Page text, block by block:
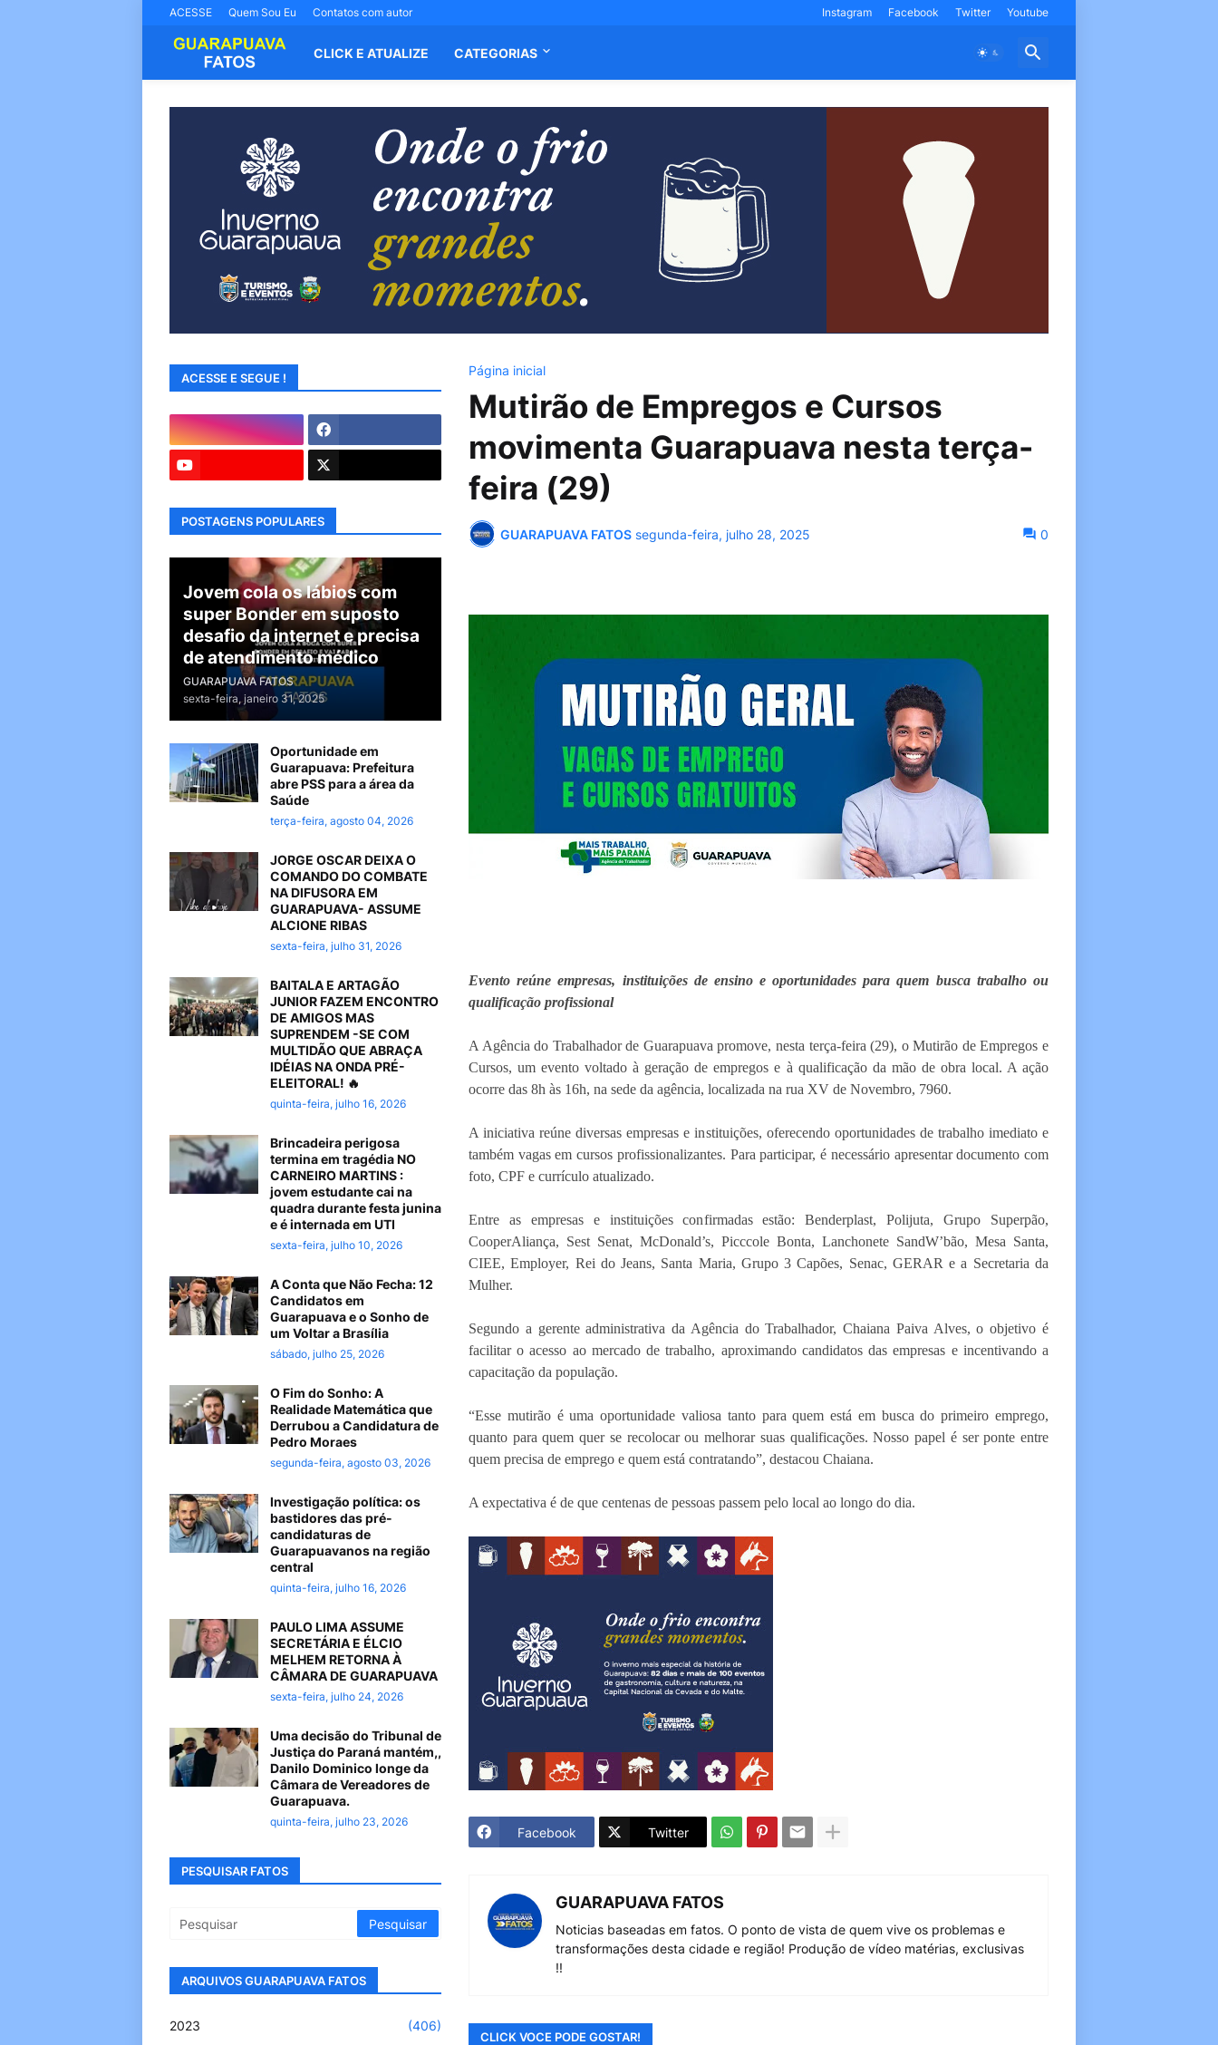
ACESSE Quem Sou Eu Contatos com autor Instagram Facebook Twitter Youtube
CLICK E ATUALIZE CATEGORIAS
Página inicial
Mutirão de Empregos e Cursos
movimenta Guarapuava nesta terça-
feira (29)
GUARAPUAVA FATOS segunda-feira, julho 28, 2025 0
Evento reúne empresas, instituições de ensino e oportunidades para quem busca trabalho ou
qualificação profissional
A Agência do Trabalhador de Guarapuava promove, nesta terça-feira (29), o Mutirão de Empregos e
Cursos, um evento voltado à geração de empregos e à qualificação da mão de obra local. A ação
ocorre das 8h às 16h, na sede da agência, localizada na rua XV de Novembro, 7960.
A iniciativa reúne diversas empresas e instituições, oferecendo oportunidades de trabalho imediato e
também vagas em cursos profissionalizantes. Para participar, é necessário apresentar documento com
foto, CPF e currículo atualizado.
Entre as empresas e instituições confirmadas estão: Benderplast, Polijuta, Grupo Superpão,
CooperAliança, Sest Senat, McDonald’s, Picccole Bonta, Lanchonete SandW’bão, Mesa Santa,
CIEE, Employer, Rei do Jeans, Santa Maria, Grupo 3 Capões, Senac, GERAR e a Secretaria da
Mulher.
Segundo a gerente administrativa da Agência do Trabalhador, Chaiana Paiva Alves, o objetivo é
facilitar o acesso ao mercado de trabalho, aproximando candidatos das empresas e incentivando a
capacitação da população.
“Esse mutirão é uma oportunidade valiosa tanto para quem está em busca do primeiro emprego,
quanto para quem quer se recolocar ou melhorar suas qualificações. Nosso papel é ser ponte entre
quem precisa de emprego e quem está contratando”, destacou Chaiana.
A expectativa é de que centenas de pessoas passem pelo local ao longo do dia.
Facebook Twitter
GUARAPUAVA FATOS
Noticias baseadas em fatos. O ponto de vista de quem vive os problemas e
transformações desta cidade e região! Produção de vídeo matérias, exclusivas
!!
CLICK VOCE PODE GOSTAR!
ACESSE E SEGUE !
POSTAGENS POPULARES
Jovem cola os lábios com
super Bonder em suposto
desafio da internet e precisa
de atendimento médico
GUARAPUAVA FATOS
sexta-feira, janeiro 31, 2025
Oportunidade em
Guarapuava: Prefeitura
abre PSS para a área da
Saúde
terça-feira, agosto 04, 2026
JORGE OSCAR DEIXA O
COMANDO DO COMBATE
NA DIFUSORA EM
GUARAPUAVA- ASSUME
ALCIONE RIBAS
sexta-feira, julho 31, 2026
BAITALA E ARTAGÃO
JUNIOR FAZEM ENCONTRO
DE AMIGOS MAS
SUPRENDEM -SE COM
MULTIDÃO QUE ABRAÇA
IDÉIAS NA ONDA PRÉ-
ELEITORAL! 🔥
quinta-feira, julho 16, 2026
Brincadeira perigosa
termina em tragédia NO
CARNEIRO MARTINS :
jovem estudante cai na
quadra durante festa junina
e é internada em UTI
sexta-feira, julho 10, 2026
A Conta que Não Fecha: 12
Candidatos em
Guarapuava e o Sonho de
um Voltar a Brasília
sábado, julho 25, 2026
O Fim do Sonho: A
Realidade Matemática que
Derrubou a Candidatura de
Pedro Moraes
segunda-feira, agosto 03, 2026
Investigação política: os
bastidores das pré-
candidaturas de
Guarapuavanos na região
central
quinta-feira, julho 16, 2026
PAULO LIMA ASSUME
SECRETÁRIA E ÉLCIO
MELHEM RETORNA À
CÂMARA DE GUARAPUAVA
sexta-feira, julho 24, 2026
Uma decisão do Tribunal de
Justiça do Paraná mantém,,
Danilo Dominico longe da
Câmara de Vereadores de
Guarapuava.
quinta-feira, julho 23, 2026
PESQUISAR FATOS
ARQUIVOS GUARAPUAVA FATOS
2023 (406)